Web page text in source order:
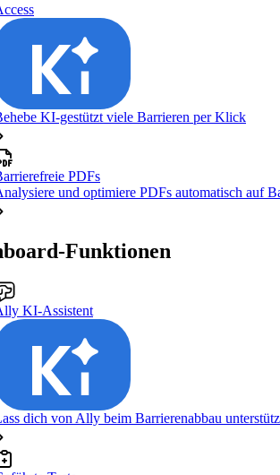
KI-gestützt viele Barrieren per Klick
PDFs
und optimiere PDFs automatisch auf
Funktionen
KI-Assistent
dich von Ally beim Barrierenabbau